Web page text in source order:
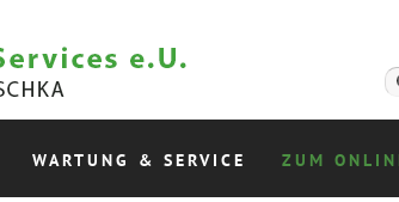
WARTUNG & SERVICE ZUM